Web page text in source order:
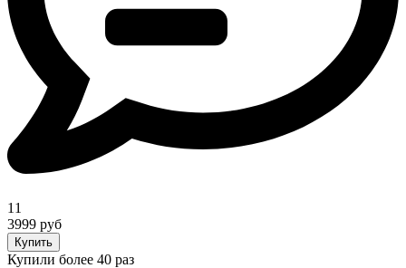
11
3999 руб
Купить
Купили более 40 раз